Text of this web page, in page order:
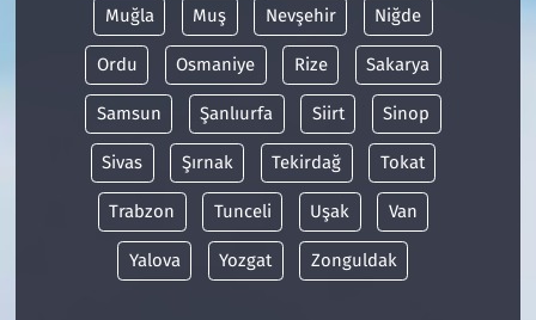
Muğla Muş Nevşehir Niğde
Ordu Osmaniye Rize Sakarya
Samsun Şanlıurfa Siirt Sinop
Sivas Şırnak Tekirdağ Tokat
Trabzon Tunceli Uşak Van
Yalova Yozgat Zonguldak